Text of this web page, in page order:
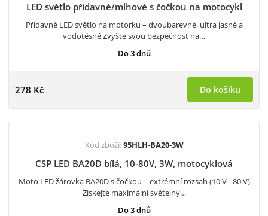
LED světlo přídavné/mlhové s čočkou na motocykl
Přídavné LED světlo na motorku – dvoubarevné, ultra jasné a
vodotěsné Zvyšte svou bezpečnost na…
Do 3 dnů
278 Kč Do košíku
Kód zboží:95HLH-BA20-3W
CSP LED BA20D bílá, 10-80V, 3W, motocyklová
Moto LED žárovka BA20D s čočkou – extrémní rozsah (10 V - 80 V)
Získejte maximální světelný…
Do 3 dnů